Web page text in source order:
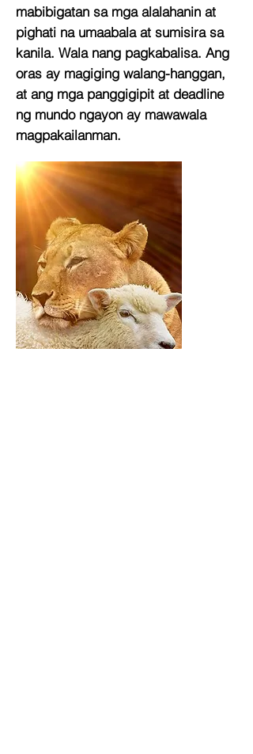
mabibigatan sa mga alalahanin at
pighati na umaabala at sumisira sa
kanila. Wala nang pagkabalisa. Ang
oras ay magiging walang-hanggan,
at ang mga panggigipit at deadline
ng mundo ngayon ay mawawala
magpakailanman.